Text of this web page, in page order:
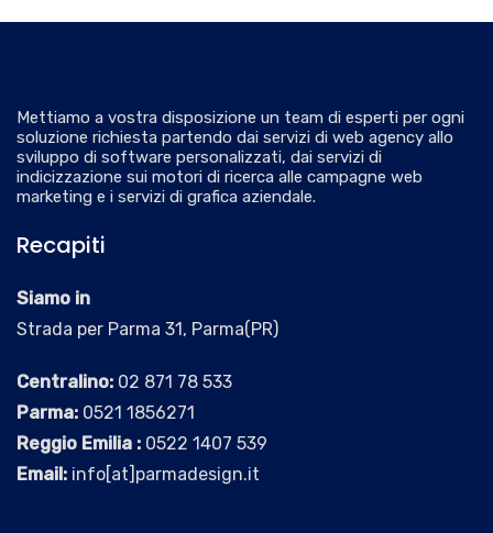
Mettiamo a vostra disposizione un team di esperti per ogni
soluzione richiesta partendo dai servizi di web agency allo
sviluppo di software personalizzati, dai servizi di
indicizzazione sui motori di ricerca alle campagne web
marketing e i servizi di grafica aziendale.
Recapiti
Siamo in
Strada per Parma 31, Parma(PR)
Centralino: 02 871 78 533
Parma: 0521 1856271
Reggio Emilia : 0522 1407 539
Email: info[at]parmadesign.it